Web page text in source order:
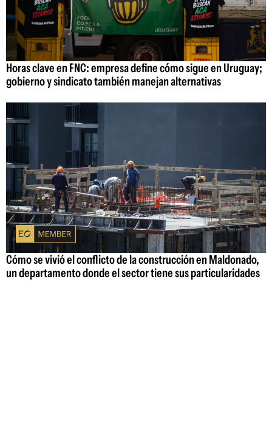
Horas clave en FNC: empresa define cómo sigue en Uruguay;
gobierno y sindicato también manejan alternativas
Cómo se vivió el conflicto de la construcción en Maldonado,
un departamento donde el sector tiene sus particularidades